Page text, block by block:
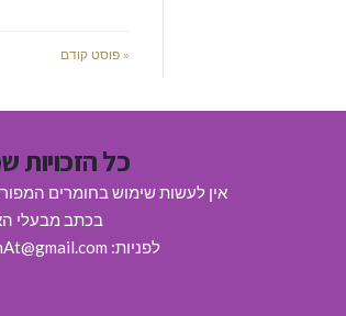
« פוסט קודם
כל הזכויות
אין לעשות שימוש בחומרים
בכתב מבעלי
לפניות: Avihai.ZoomAt@gmail.com